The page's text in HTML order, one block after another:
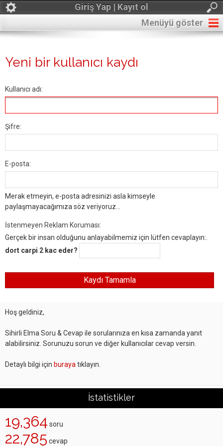
Giriş Yap | Kayıt ol
Menüyü göster
Yeni bir kullanıcı kaydı
Kullanıcı adı:
Şifre:
E-posta:
Merak etmeyin, e-posta adresinizi asla kimseyle
paylaşmayacağımıza söz veriyoruz...
İstenmeyen Reklam Koruması:
Gerçek bir insan olduğunu anlayabilmemiz için lütfen cevaplayın:.
dort carpi 2 kac eder?
Hoş geldiniz,
Sihirli Elma Soru & Cevap ile sorularınıza en kısa zamanda yanıt
alabilirsiniz. Sorunuzu sorun ve diğer kullanıcılar cevap versin.
Detaylı bilgi için buraya tıklayın.
İstatistikler
19,364 soru
22,785 cevap